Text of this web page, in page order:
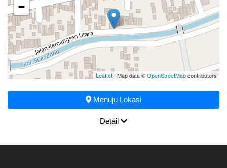
−
Leaflet | Map data ©OpenStreetMapcontributors
Menuju Lokasi
Detail